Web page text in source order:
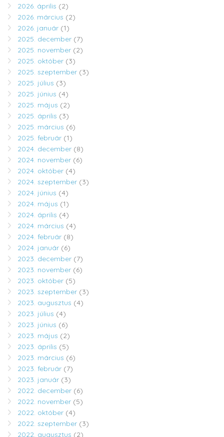
2026. április (2)
2026. március (2)
2026. január (1)
2025. december (7)
2025. november (2)
2025. október (3)
2025. szeptember (3)
2025. július (3)
2025. június (4)
2025. május (2)
2025. április (3)
2025. március (6)
2025. február (1)
2024. december (8)
2024. november (6)
2024. október (4)
2024. szeptember (3)
2024. június (4)
2024. május (1)
2024. április (4)
2024. március (4)
2024. február (8)
2024. január (6)
2023. december (7)
2023. november (6)
2023. október (5)
2023. szeptember (3)
2023. augusztus (4)
2023. július (4)
2023. június (6)
2023. május (2)
2023. április (5)
2023. március (6)
2023. február (7)
2023. január (3)
2022. december (6)
2022. november (5)
2022. október (4)
2022. szeptember (3)
2022. augusztus (2)